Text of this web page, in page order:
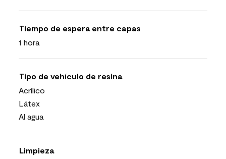
Tiempo de espera entre capas
1 hora
Tipo de vehículo de resina
Acrílico
Látex
Al agua
Limpieza